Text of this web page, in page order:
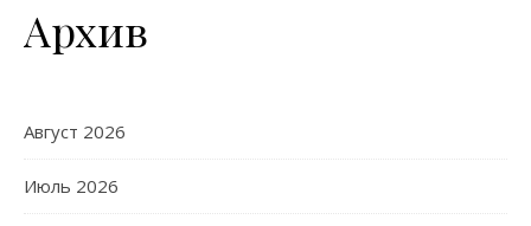
Архив
Август 2026
Июль 2026